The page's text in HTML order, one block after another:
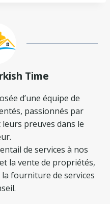
Time
d’une équipe de
passionnés par
preuves dans le
de services à nos
la vente de propriétés,
fourniture de services